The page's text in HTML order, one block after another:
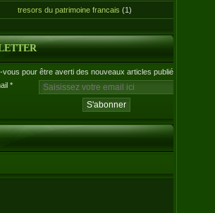
tresors du patrimoine francais (1)
vous pour être averti des nouveaux articles publiés.